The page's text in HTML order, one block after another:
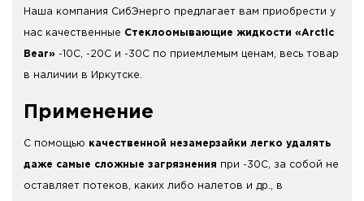
Наша компания СибЭнерго предлагает вам приобрести у
нас качественные Стеклоомывающие жидкости «Arctic
Bear» -10С, -20С и -30С по приемлемым ценам, весь товар
в наличии в Иркутске.
Применение
С помощью качественной незамерзайки легко удалять
даже самые сложные загрязнения при -30С, за собой не
оставляет потеков, каких либо налетов и др., в